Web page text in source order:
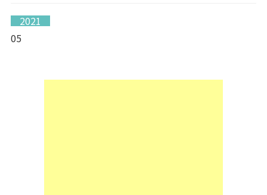
2021
05